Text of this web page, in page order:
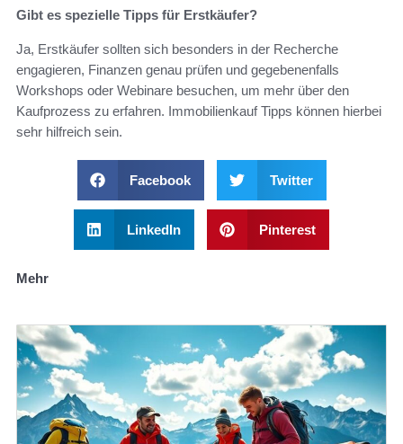
Gibt es spezielle Tipps für Erstkäufer?
Ja, Erstkäufer sollten sich besonders in der Recherche
engagieren, Finanzen genau prüfen und gegebenenfalls
Workshops oder Webinare besuchen, um mehr über den
Kaufprozess zu erfahren. Immobilienkauf Tipps können hierbei
sehr hilfreich sein.
Facebook Twitter
LinkedIn Pinterest
Mehr